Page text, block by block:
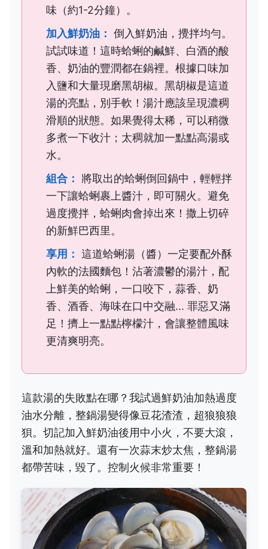
味（約1-2分鐘）。
加入鮮奶油： 倒入鮮奶油，攪拌均勻。
試試味道！這時蛤蜊的鹹鮮、白酒的酸
香、奶油的豐潤都在鍋裡。根據口味加
入鹽和大量現磨黑胡椒。黑胡椒是這道
湯的亮點，別手軟！湯汁應該呈現濃稠
滑順的狀態。如果覺得太稀，可以稍微
多煮一下收汁；太稠就加一點點高湯或
水。
組合：
將取出的蛤蜊倒回鍋中，輕輕拌
一下讓蛤蜊裹上醬汁，即可關火。避免
過度攪拌，蛤蜊肉會掉出來！撒上切碎
的新鮮巴西里。
享用： 這道蛤蜊湯（醬）一定要配外酥
內軟的法國麵包！沾著濃鬱的湯汁，配
上鮮美的蛤蜊，一口咬下，蒜香、奶
香、酒香、海味在口中交融... 罪惡又滿
足！擠上一點點檸檬汁，會讓整體風味
更清爽明亮。
這款湯的失敗點在哪？我試過鮮奶油加熱過度
油水分離，整鍋湯變得像豆花渣渣，超狼狼狼
狽。切記加入鮮奶油後用中小火，不要大滾，
溫和加熱就好。還有一次蒜末炒太焦，整鍋湯
都帶苦味，毀了。控制火候非常重要！